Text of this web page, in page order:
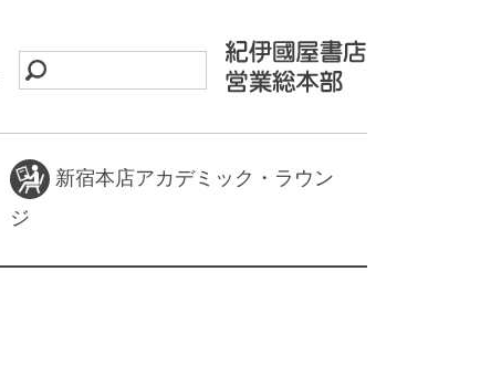
新宿本店アカデミック・ラウン
ジ